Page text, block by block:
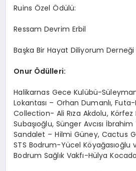
Ruins Özel Ödülü:
Ressam Devrim Erbil
Başka Bir Hayat Diliyorum Derneği
Onur Ödülleri:
Halikarnas Gece Kulübü-
Lokantası – Orhan Dumanlı,
Collection- Ali Rıza Akdolu,
Subaşıoğlu, Sünger Avcısı
Sandalet – Hilmi Güney, Cactus
STS Bodrum-Yücel Köyağasıoğlu
Bodrum Sağlık Vakfı-Hülya